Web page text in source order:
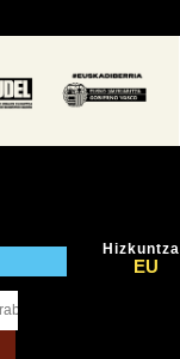
Hizkuntza
EU